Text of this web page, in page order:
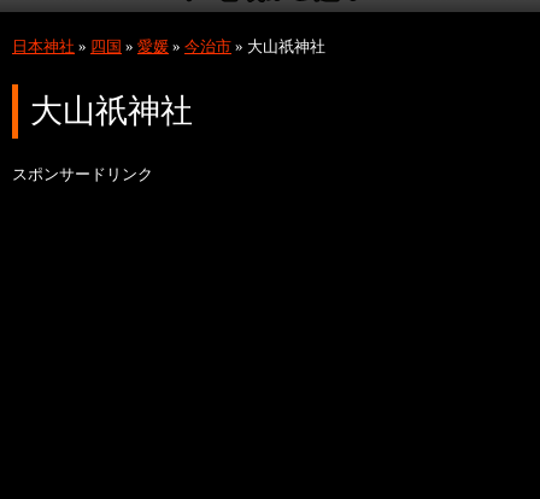
日本神社 » 四国 » 愛媛 » 今治市 » 大山祇神社
大山祇神社
スポンサードリンク